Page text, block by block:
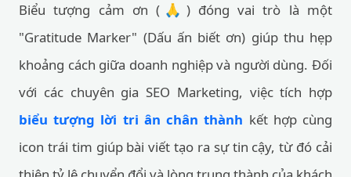
Biểu tượng cảm ơn (🙏) đóng vai trò là một
"Gratitude Marker" (Dấu ấn biết ơn) giúp thu hẹp
khoảng cách giữa doanh nghiệp và người dùng. Đối
với các chuyên gia SEO Marketing, việc tích hợp
biểu tượng lời tri ân chân thành kết hợp cùng
icon trái tim giúp bài viết tạo ra sự tin cậy, từ đó cải